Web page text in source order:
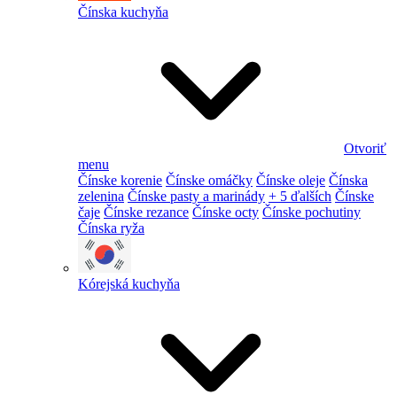
Čínska kuchyňa
Otvoriť
menu
Čínske korenie Čínske omáčky Čínske oleje Čínska
zelenina Čínske pasty a marinády + 5 ďalších Čínske
čaje Čínske rezance Čínske octy Čínske pochutiny
Čínska ryža
Kórejská kuchyňa